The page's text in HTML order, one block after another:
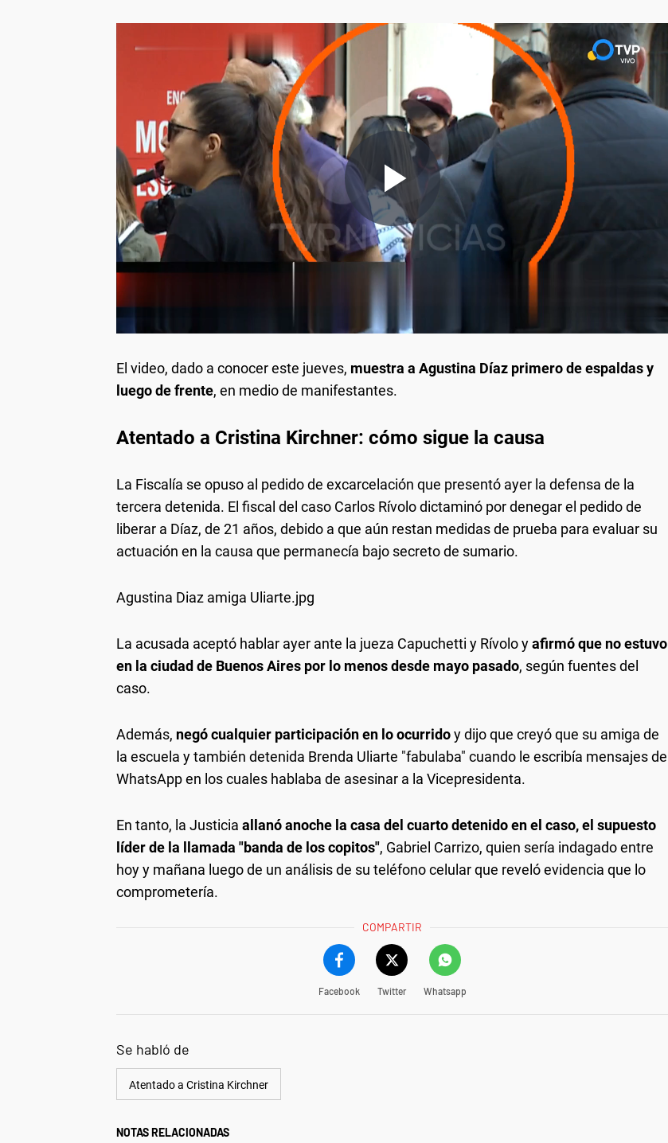
El video, dado a conocer este jueves, muestra a Agustina Díaz primero de espaldas y
luego de frente, en medio de manifestantes.
Atentado a Cristina Kirchner: cómo sigue la causa
La Fiscalía se opuso al pedido de excarcelación que presentó ayer la defensa de la
tercera detenida. El fiscal del caso Carlos Rívolo dictaminó por denegar el pedido de
liberar a Díaz, de 21 años, debido a que aún restan medidas de prueba para evaluar su
actuación en la causa que permanecía bajo secreto de sumario.
Agustina Diaz amiga Uliarte.jpg
La acusada aceptó hablar ayer ante la jueza Capuchetti y Rívolo yafirmó que no estuvo
en la ciudad de Buenos Aires por lo menos desde mayo pasado, según fuentes del
caso.
Además, negó cualquier participación en lo ocurridoy dijo que creyó que su amiga de
la escuela y también detenida Brenda Uliarte "fabulaba" cuando le escribía mensajes de
WhatsApp en los cuales hablaba de asesinar a la Vicepresidenta.
En tanto, la Justicia allanó anoche la casa del cuarto detenido en el caso, el supuesto
líder de la llamada "banda de los copitos", Gabriel Carrizo, quien sería indagado entre
hoy y mañana luego de un análisis de su teléfono celular que reveló evidencia que lo
comprometería.
COMPARTIR
Facebook Twitter Whatsapp
Se habló de
Atentado a Cristina Kirchner
NOTAS RELACIONADAS